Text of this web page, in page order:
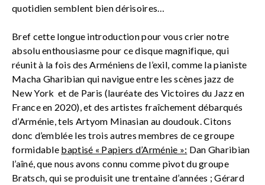
quotidien semblent bien dérisoires…
Bref cette longue introduction pour vous crier notre
absolu enthousiasme pour ce disque magnifique, qui
réunit à la fois des Arméniens de l’exil, comme la pianiste
Macha Gharibian qui navigue entre les scènes jazz de
New York et de Paris (lauréate des Victoires du Jazz en
France en 2020), et des artistes fraîchement débarqués
d’Arménie, tels Artyom Minasian au doudouk. Citons
donc d’emblée les trois autres membres de ce groupe
formidable baptisé « Papiers d’Arménie »: Dan Gharibian
l’aîné, que nous avons connu comme pivot du groupe
Bratsch, qui se produisit une trentaine d’années ; Gérard